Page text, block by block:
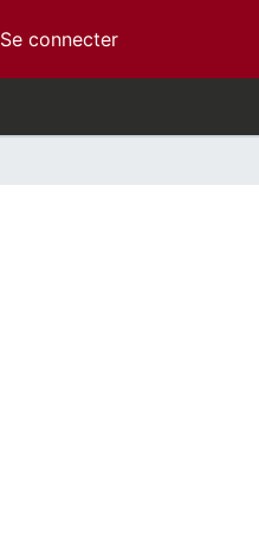
Se connecter(current)